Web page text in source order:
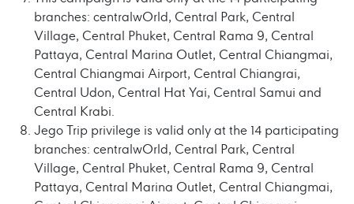
branches: centralwOrld, Central Park, Central
Village, Central Phuket, Central Rama 9, Central
Pattaya, Central Marina Outlet, Central Chiangmai,
Central Chiangmai Airport, Central Chiangrai,
Central Udon, Central Hat Yai, Central Samui and
Central Krabi.
Jego Trip privilege is valid only at the 14 participating
branches: centralwOrld, Central Park, Central
Village, Central Phuket, Central Rama 9, Central
Pattaya, Central Marina Outlet, Central Chiangmai,